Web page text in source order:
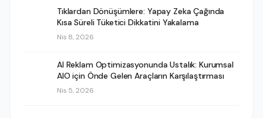
Tıklardan Dönüşümlere: Yapay Zeka Çağında
Kısa Süreli Tüketici Dikkatini Yakalama
Nis 8, 2026
AI Reklam Optimizasyonunda Ustalık: Kurumsal
AIO için Önde Gelen Araçların Karşılaştırması
Nis 5, 2026